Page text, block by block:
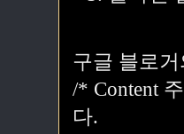
구글 블로
/* Content
다.